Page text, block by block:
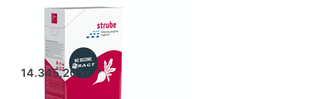
Foder og
energiroer -
Nasser
14.345,20 kr. *